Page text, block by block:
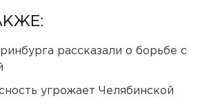
рассказали о борьбе с
угрожает Челябинской